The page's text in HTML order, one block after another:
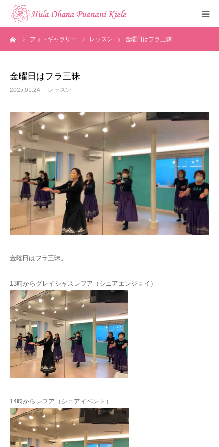
フォトギャラリー レッスン 金曜日はフラ三昧
金曜日はフラ三昧
2025.01.24 レッスン
金曜日はフラ三昧。
13時からグレイシャスレフア（シニアエンジョイ）
14時からレフア（シニアイベント）
トップ
メディア掲載
フォトギャラリー
お知らせ
見学・体験申込
お問い合わせ